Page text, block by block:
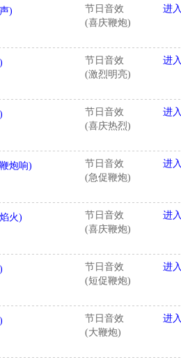
)
节日音效
(喜庆鞭炮)
进
节日音效
(激烈明亮)
进
节日音效
(喜庆热烈)
进
炮响)
节日音效
(急促鞭炮)
进
火)
节日音效
(喜庆鞭炮)
进
节日音效
(短促鞭炮)
进
节日音效
(大鞭炮)
进